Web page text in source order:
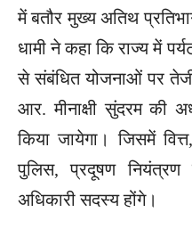
में बतौर मुख्य अतिथ
धामी ने कहा कि राज्य में
से संबंधित योजनाओं पर
आर. मीनाक्षी सुंदरम की
किया जायेगा। जिसमें
पुलिस, प्रदूषण नियंत्रण
अधिकारी सदस्य होंगे।